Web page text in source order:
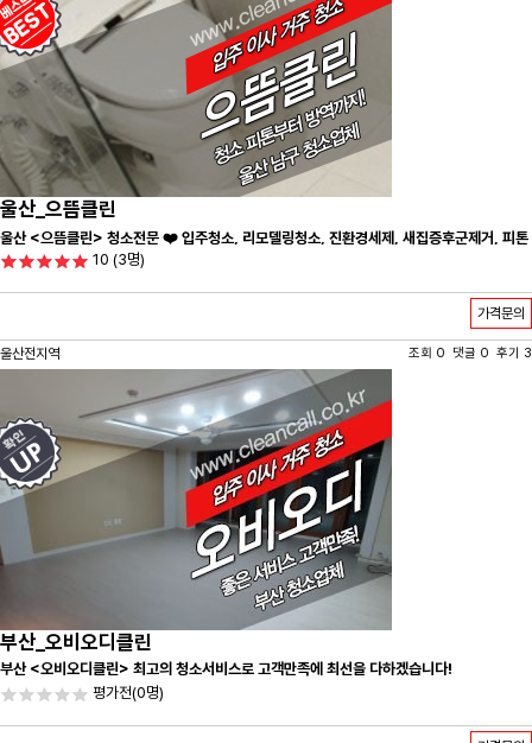
울산_으뜸클린
울산 <으뜸클린> 청소전문 ❤️ 입주청소, 리모델링청소, 진환경세제, 새집증후군제거, 피톤
치드시공 전문 청소 업체 ❤️
10 (3명)
가격문의
울산전지역 조회 0 댓글 0 후기 3
부산_오비오디클린
부산 <오비오디클린> 최고의 청소서비스로 고객만족에 최선을 다하겠습니다!
평가전(0명)